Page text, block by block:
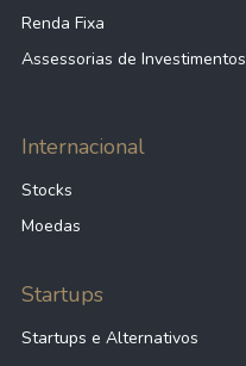
Renda Fixa
Assessorias de Investimentos
Internacional
Stocks
Moedas
Startups
Startups e Alternativos